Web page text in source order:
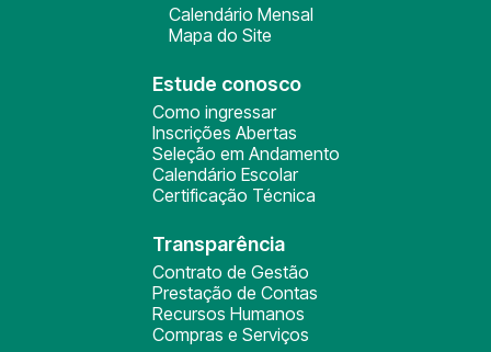
Calendário Mensal
Mapa do Site
Estude conosco
Como ingressar
Inscrições Abertas
Seleção em Andamento
Calendário Escolar
Certificação Técnica
Transparência
Contrato de Gestão
Prestação de Contas
Recursos Humanos
Compras e Serviços